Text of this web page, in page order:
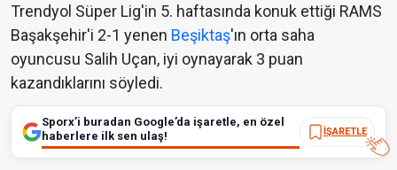
Trendyol Süper Lig'in 5. haftasında konuk ettiği RAMS
Başakşehir'i 2-1 yenen Beşiktaş'ın orta saha
oyuncusu Salih Uçan, iyi oynayarak 3 puan
kazandıklarını söyledi.
Sporx’i buradan Google’da işaretle, en özel
haberlere ilk sen ulaş!
İŞARETLE